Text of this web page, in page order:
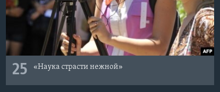
25 «Наука страсти нежной»